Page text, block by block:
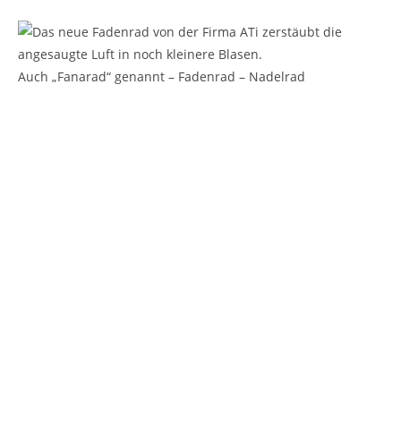
Das neue Fadenrad von der Firma ATi zerstäubt die
angesaugte Luft in noch kleinere Blasen.
Auch „Fanarad“ genannt – Fadenrad – Nadelrad